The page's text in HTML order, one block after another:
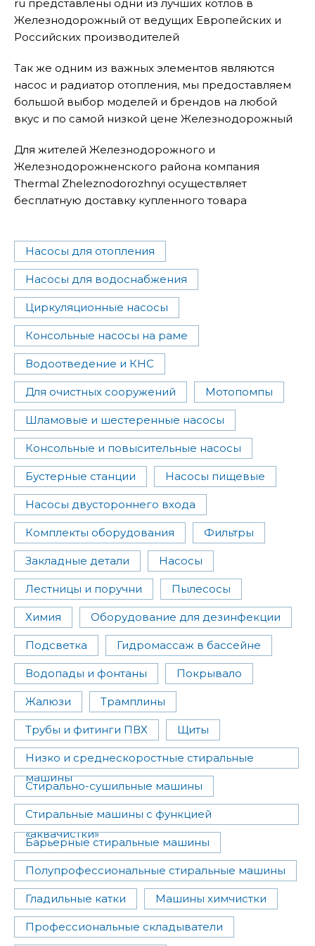
ru представлены одни из лучших котлов в
Железнодорожный от ведущих Европейских и
Российских производителей
Так же одним из важных элементов являются
насос и радиатор отопления, мы предоставляем
большой выбор моделей и брендов на любой
вкус и по самой низкой цене Железнодорожный
Для жителей Железнодорожного и
Железнодорожненского района компания
Thermal Zheleznodorozhnyi осуществляет
бесплатную доставку купленного товара
Насосы для отопления
Насосы для водоснабжения
Циркуляционные насосы
Консольные насосы на раме
Водоотведение и КНС
Для очистных сооружений Мотопомпы
Шламовые и шестеренные насосы
Консольные и повысительные насосы
Бустерные станции Насосы пищевые
Насосы двустороннего входа
Комплекты оборудования Фильтры
Закладные детали Насосы
Лестницы и поручни Пылесосы
Химия Оборудование для дезинфекции
Подсветка Гидромассаж в бассейне
Водопады и фонтаны Покрывало
Жалюзи Трамплины
Трубы и фитинги ПВХ Щиты
Низко и среднескоростные стиральные
машины
Стирально-сушильные машины
Стиральные машины с функцией
«аквачистки»
Барьерные стиральные машины
Полупрофессиональные стиральные машины
Гладильные катки Машины химчистки
Профессиональные складыватели